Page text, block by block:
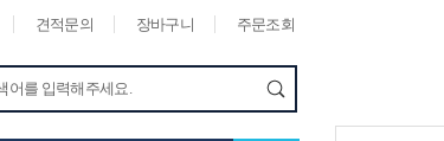
견적문의 장바구니 주문조회